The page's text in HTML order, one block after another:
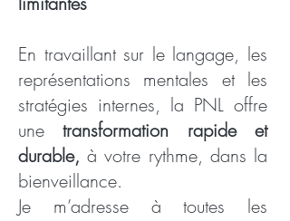
En travaillant sur le langage, les
représentations mentales et les
stratégies internes, la PNL offre
unetransformation rapide et
durable, à votre rythme, dans la
bienveillance.
Je m’adresse à toutes les